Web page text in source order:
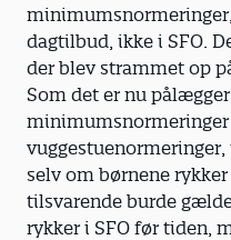
dagtilbud, ikke i SFO.
der blev strammet op
Som det er nu
selv om børnene
tilsvarende burde
rykker i SFO før tiden,